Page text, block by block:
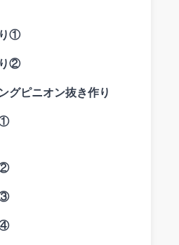
①
②
グピニオン抜き作り
①
②
③
④